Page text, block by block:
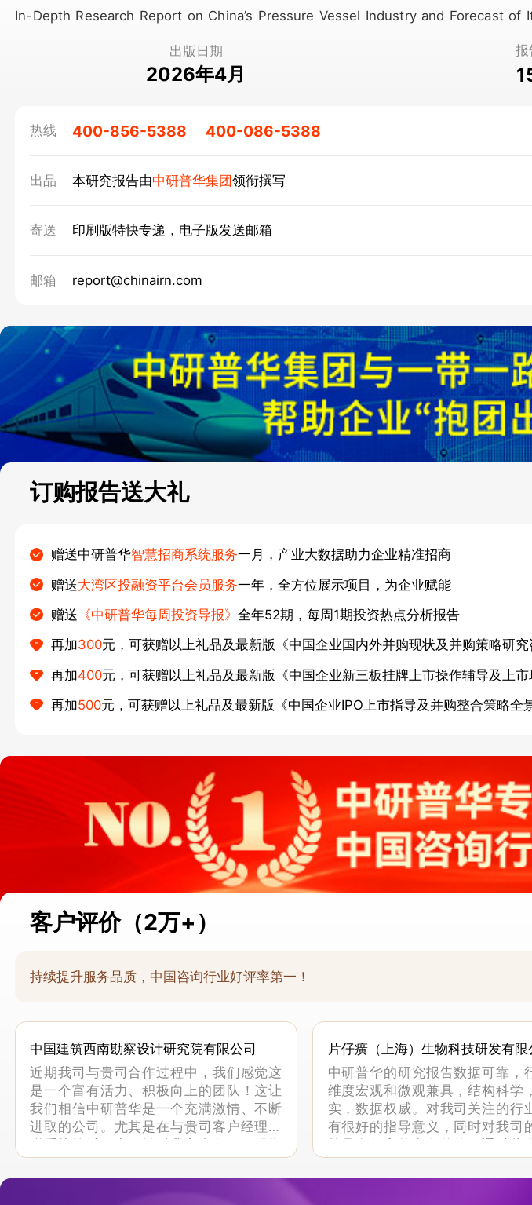
In-Depth Research Report on China’s Pressure Vessel Industry and Forecast of
出版日期
2026年4月
报
热线 400-856-5388 400-086-5388
出品 本研究报告由中研普华集团领衔撰写
寄送 印刷版特快专递，电子版发送邮箱
邮箱 report@chinairn.com
订购报告送大礼
赠送中研普华智慧招商系统服务一月，产业大数据助力企业精准招商
赠送大湾区投融资平台会员服务一年，全方位展示项目，为企业赋能
赠送 《中研普华每周投资导报》 全年52期，每周1期投资热点分析报告
再加300元，可获赠以上礼品及最新版《中国企业国内外并购现状及并购策略研究
再加400元，可获赠以上礼品及最新版《中国企业新三板挂牌上市操作辅导及上市
再加500元，可获赠以上礼品及最新版《中国企业IPO上市指导及并购整合策略全
客户评价（2万+）
持续提升服务品质，中国咨询行业好评率第一！
中国建筑西南勘察设计研究院有限公司
近期我司与贵司合作过程中，我们感觉这
是一个富有活力、积极向上的团队！这让
我们相信中研普华是一个充满激情、不断
进取的公司。尤其是在与贵司客户经理的
的种种细节，及时细致缜密地协助与项目
部沟通、探讨和完善...
片仔癀（上海）生物科技研发有限
中研普华的研究报告数据可靠，
维度宏观和微观兼具，结构科学
实，数据权威。对我司关注的行
有很好的指导意义，同时对我司
于贵司“一体化”服务和行业报告
意，祝愿贵司继续...